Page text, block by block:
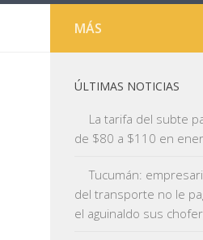
MÁS
ÚLTIMAS NOTICIAS
La tarifa del subte
de $80 a $110 en
Tucumán:
del transporte no le
el aguinaldo sus